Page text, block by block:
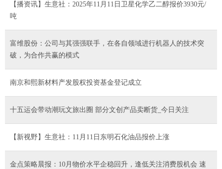
【播资讯】生意社：2025年11月11日卫星化学乙二醇报价3930元/
吨
富维股份：公司与其强强联手，在各自领域进行机器人的技术突
破，为合作共赢的模式
南京和熙新材料产发股权投资基金登记成立
十五运会带动潮玩文旅出圈 部分文创产品卖断货_今日关注
【新视野】生意社：11月11日东明石化油品报价上涨
金点策略晨报：10月物价水平企稳回升，逢低关注消费股机会 速